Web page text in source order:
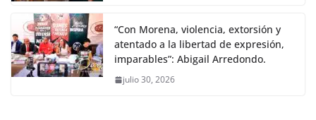
“Con Morena, violencia, extorsión y
atentado a la libertad de expresión,
imparables”: Abigail Arredondo.
julio 30, 2026